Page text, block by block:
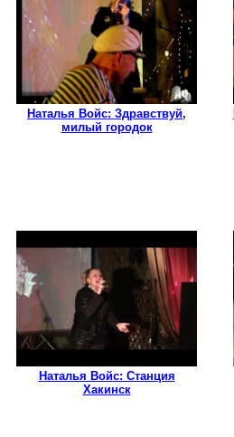
Наталья Войс: Здравствуй,
милый городок
Наталья Войс: Станция
Хакинск